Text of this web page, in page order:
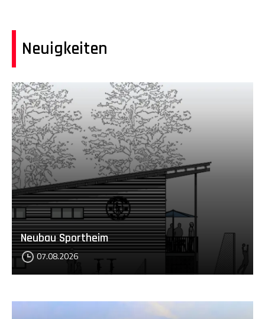
Neuigkeiten
Neubau Sportheim
07.08.2026